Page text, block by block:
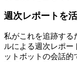
週次レポートを
私がこれを追跡する
ルによる週次レポ
ットボットの会話的